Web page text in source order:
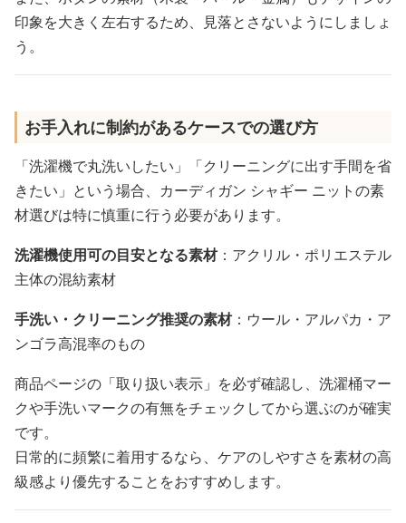
印象を大きく左右するため、見落とさないようにしましょ
う。
お手入れに制約があるケースでの選び方
「洗濯機で丸洗いしたい」「クリーニングに出す手間を省
きたい」という場合、カーディガン シャギー ニットの素
材選びは特に慎重に行う必要があります。
洗濯機使用可の目安となる素材：アクリル・ポリエステル
主体の混紡素材
手洗い・クリーニング推奨の素材：ウール・アルパカ・ア
ンゴラ高混率のもの
商品ページの「取り扱い表示」を必ず確認し、洗濯桶マー
クや手洗いマークの有無をチェックしてから選ぶのが確実
です。
日常的に頻繁に着用するなら、ケアのしやすさを素材の高
級感より優先することをおすすめします。